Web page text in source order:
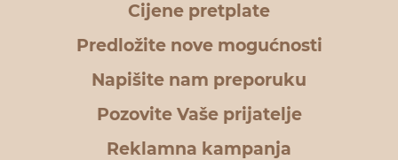
Cijene pretplate
Predložite nove mogućnosti
Napišite nam preporuku
Pozovite Vaše prijatelje
Reklamna kampanja